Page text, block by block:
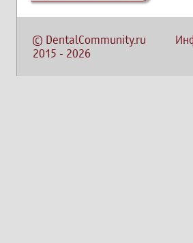
© DentalCommunity.ru
2015 - 2026